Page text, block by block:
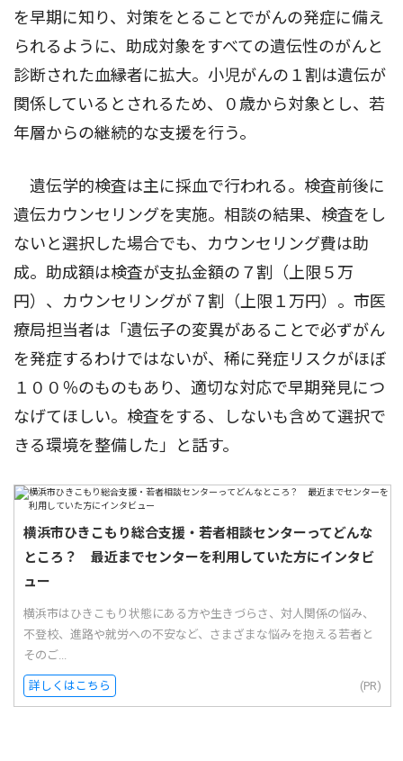
を早期に知り、対策をとることでがんの発症に備え
られるように、助成対象をすべての遺伝性のがんと
診断された血縁者に拡大。小児がんの１割は遺伝が
関係しているとされるため、０歳から対象とし、若
年層からの継続的な支援を行う。
遺伝学的検査は主に採血で行われる。検査前後に
遺伝カウンセリングを実施。相談の結果、検査をし
ないと選択した場合でも、カウンセリング費は助
成。助成額は検査が支払金額の７割（上限５万
円）、カウンセリングが７割（上限１万円）。市医
療局担当者は「遺伝子の変異があることで必ずがん
を発症するわけではないが、稀に発症リスクがほぼ
１００％のものもあり、適切な対応で早期発見につ
なげてほしい。検査をする、しないも含めて選択で
きる環境を整備した」と話す。
横浜市ひきこもり総合支援・若者相談センターってどんな
ところ？ 最近までセンターを利用していた方にインタビ
ュー
横浜市はひきこもり状態にある方や生きづらさ、対人関係の悩み、
不登校、進路や就労への不安など、さまざまな悩みを抱える若者と
そのご...
詳しくはこちら (PR)